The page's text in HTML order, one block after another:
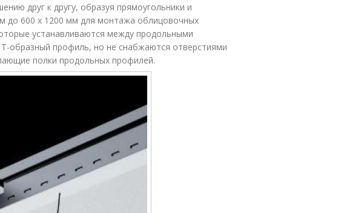
друг к другу, образуя прямоугольники и
до 600 х 1200 мм для монтажа облицовочных
устанавливаются между продольными
образный профиль, но не снабжаются отверстиями
полки продольных профилей.